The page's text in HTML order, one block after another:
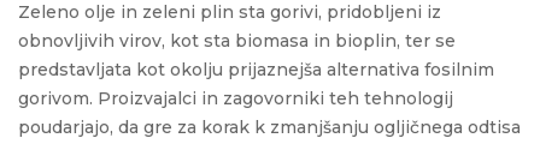
Zeleno olje in zeleni plin sta gorivi, pridobljeni iz
obnovljivih virov, kot sta biomasa in bioplin, ter se
predstavljata kot okolju prijaznejša alternativa fosilnim
gorivom. Proizvajalci in zagovorniki teh tehnologij
poudarjajo, da gre za korak k zmanjšanju ogljičnega odtisa